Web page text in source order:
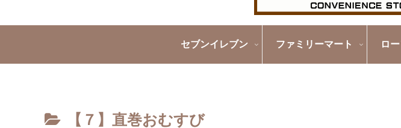
セブンイレブン ファミリーマート ロ
【７】直巻おむすび